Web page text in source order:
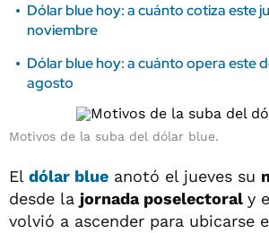
Dólar blue hoy: a cuánto cotiza este
noviembre
Dólar blue hoy: a cuánto opera este
agosto
Motivos de la suba del dólar blue.
El dólar blue anotó el jueves su
desde la jornada poselectoral y
volvió a ascender para ubicarse